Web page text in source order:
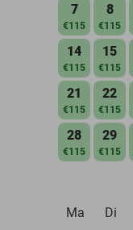
7
€115
8
€115
14
€115
15
€115
21
€115
22
€115
28
€115
29
€115
Ma
Di